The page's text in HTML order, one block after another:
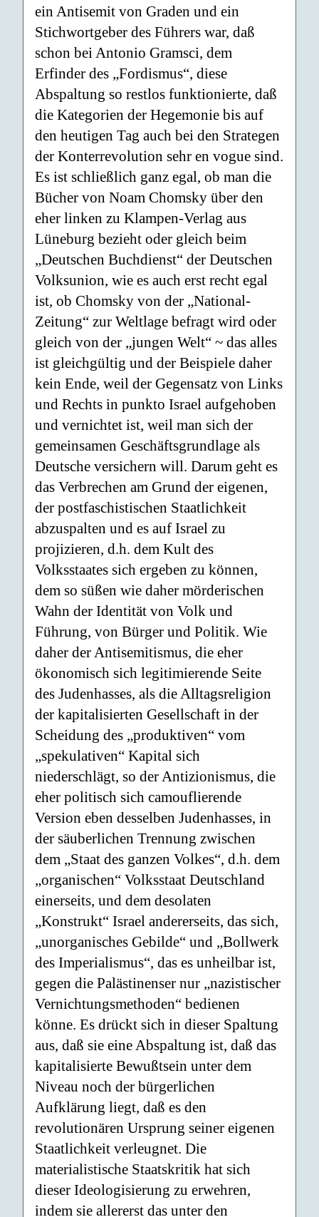
ein Antisemit von Graden und ein
Stichwortgeber des Führers war, daß
schon bei Antonio Gramsci, dem
Erfinder des „Fordismus“, diese
Abspaltung so restlos funktionierte, daß
die Kategorien der Hegemonie bis auf
den heutigen Tag auch bei den Strategen
der Konterrevolution sehr en vogue sind.
Es ist schließlich ganz egal, ob man die
Bücher von Noam Chomsky über den
eher linken zu Klampen-Verlag aus
Lüneburg bezieht oder gleich beim
„Deutschen Buchdienst“ der Deutschen
Volksunion, wie es auch erst recht egal
ist, ob Chomsky von der „National-
Zeitung“ zur Weltlage befragt wird oder
gleich von der „jungen Welt“ ~ das alles
ist gleichgültig und der Beispiele daher
kein Ende, weil der Gegensatz von Links
und Rechts in punkto Israel aufgehoben
und vernichtet ist, weil man sich der
gemeinsamen Geschäftsgrundlage als
Deutsche versichern will. Darum geht es
das Verbrechen am Grund der eigenen,
der postfaschistischen Staatlichkeit
abzuspalten und es auf Israel zu
projizieren, d.h. dem Kult des
Volksstaates sich ergeben zu können,
dem so süßen wie daher mörderischen
Wahn der Identität von Volk und
Führung, von Bürger und Politik. Wie
daher der Antisemitismus, die eher
ökonomisch sich legitimierende Seite
des Judenhasses, als die Alltagsreligion
der kapitalisierten Gesellschaft in der
Scheidung des „produktiven“ vom
„spekulativen“ Kapital sich
niederschlägt, so der Antizionismus, die
eher politisch sich camouflierende
Version eben desselben Judenhasses, in
der säuberlichen Trennung zwischen
dem „Staat des ganzen Volkes“, d.h. dem
„organischen“ Volksstaat Deutschland
einerseits, und dem desolaten
„Konstrukt“ Israel andererseits, das sich,
„unorganisches Gebilde“ und „Bollwerk
des Imperialismus“, das es unheilbar ist,
gegen die Palästinenser nur „nazistischer
Vernichtungsmethoden“ bedienen
könne. Es drückt sich in dieser Spaltung
aus, daß sie eine Abspaltung ist, daß das
kapitalisierte Bewußtsein unter dem
Niveau noch der bürgerlichen
Aufklärung liegt, daß es den
revolutionären Ursprung seiner eigenen
Staatlichkeit verleugnet. Die
materialistische Staatskritik hat sich
dieser Ideologisierung zu erwehren,
indem sie allererst das unter den